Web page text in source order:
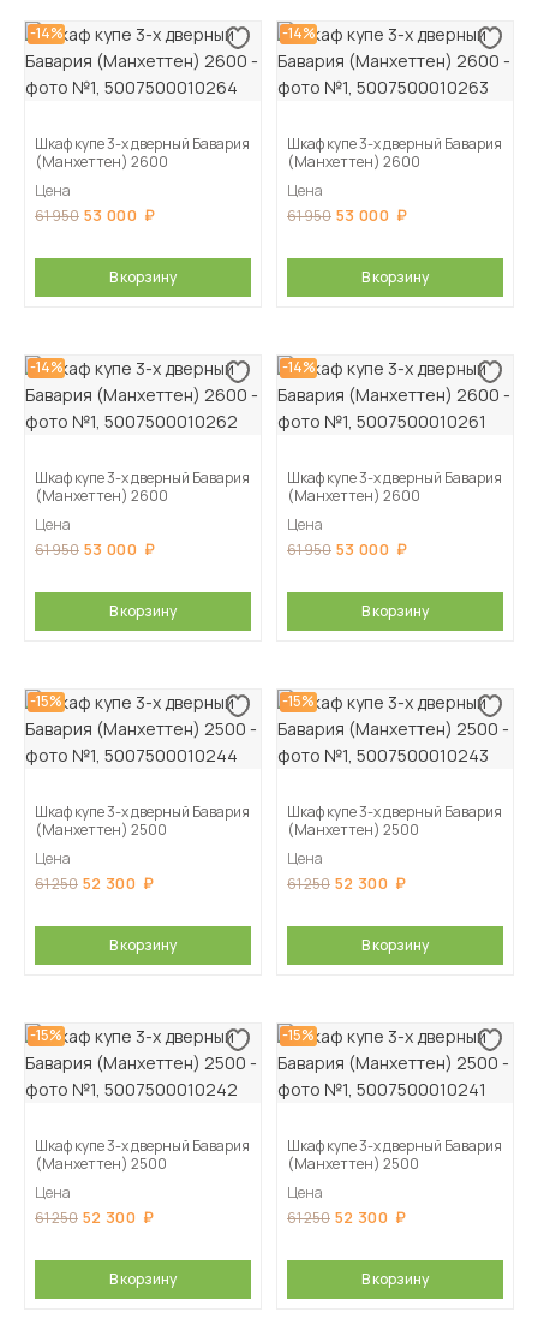
-14%
Шкаф купе 3-х дверный Бавария
(Манхеттен) 2600
Цена
61 950 53 000
В корзину
-14%
Шкаф купе 3-х дверный Бавария
(Манхеттен) 2600
Цена
61 950 53 000
В корзину
-14%
Шкаф купе 3-х дверный Бавария
(Манхеттен) 2600
Цена
61 950 53 000
В корзину
-14%
Шкаф купе 3-х дверный Бавария
(Манхеттен) 2600
Цена
61 950 53 000
В корзину
-15%
Шкаф купе 3-х дверный Бавария
(Манхеттен) 2500
Цена
61 250 52 300
В корзину
-15%
Шкаф купе 3-х дверный Бавария
(Манхеттен) 2500
Цена
61 250 52 300
В корзину
-15%
Шкаф купе 3-х дверный Бавария
(Манхеттен) 2500
Цена
61 250 52 300
В корзину
-15%
Шкаф купе 3-х дверный Бавария
(Манхеттен) 2500
Цена
61 250 52 300
В корзину